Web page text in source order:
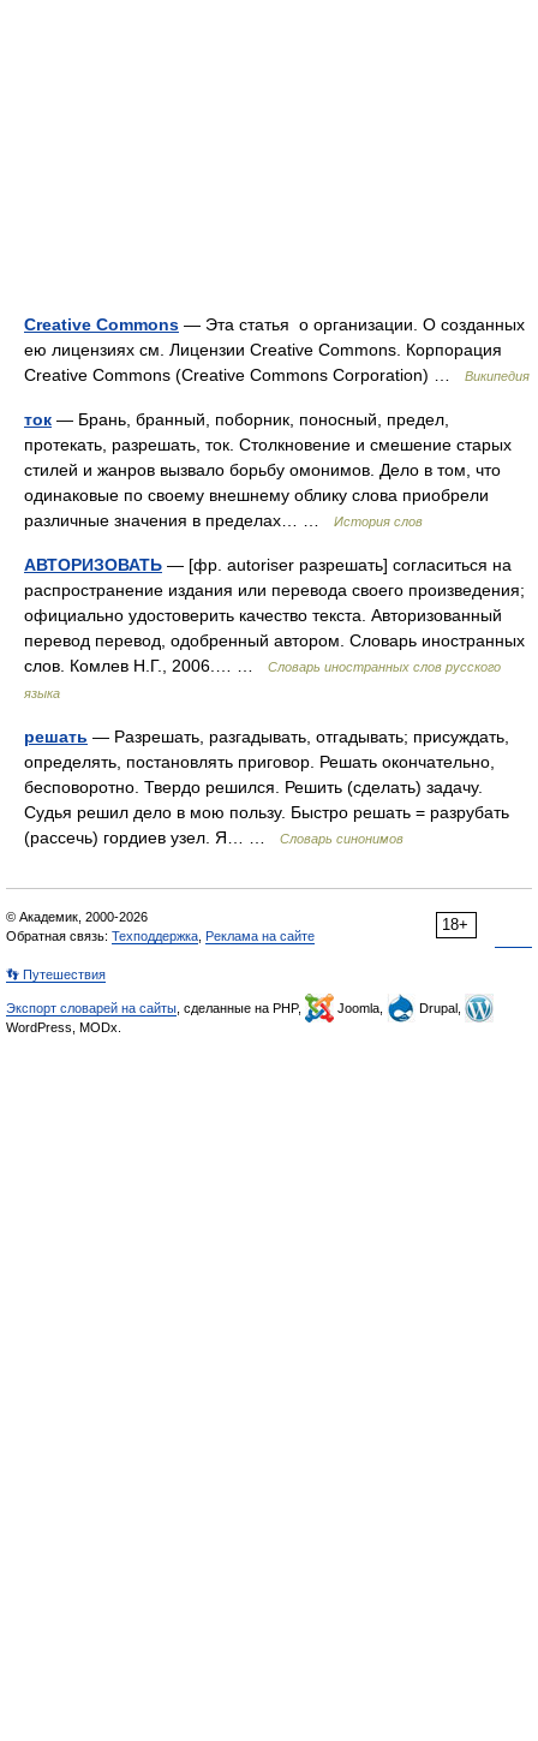
Creative Commons — Эта статья о организации. О созданных
ею лицензиях см. Лицензии Creative Commons. Корпорация
Creative Commons (Creative Commons Corporation) …
Википедия
ток — Брань, бранный, поборник, поносный, предел,
протекать, разрешать, ток. Столкновение и смешение старых
стилей и жанров вызвало борьбу омонимов. Дело в том, что
одинаковые по своему внешнему облику слова приобрели
различные значения в пределах… …
История слов
АВТОРИЗОВАТЬ — [фр. autoriser разрешать] согласиться на
распространение издания или перевода своего произведения;
официально удостоверить качество текста. Авторизованный
перевод перевод, одобренный автором. Словарь иностранных
слов. Комлев Н.Г., 2006.… …
Словарь иностранных слов русского
языка
решать — Разрешать, разгадывать, отгадывать; присуждать,
определять, постановлять приговор. Решать окончательно,
бесповоротно. Твердо решился. Решить (сделать) задачу.
Судья решил дело в мою пользу. Быстро решать = разрубать
(рассечь) гордиев узел. Я… …
Словарь синонимов
18+
© Академик, 2000-2026
Обратная связь: Техподдержка Реклама на сайте
👣 Путешествия
Экспорт словарей на сайты , сделанные на PHP, Joomla,
Drupal,
WordPress, MODx.